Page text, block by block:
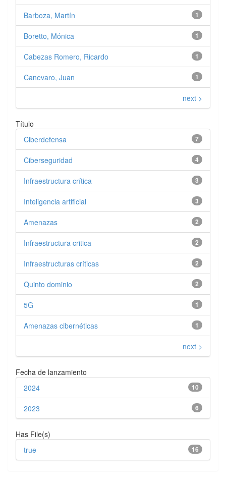
1
Barboza, Martín
1
Boretto, Mónica
1
Cabezas Romero, Ricardo
1
Canevaro, Juan
next >
Título
7
Ciberdefensa
4
Ciberseguridad
3
Infraestructura crítica
3
Inteligencia artificial
2
Amenazas
2
Infraestructura critica
2
Infraestructuras críticas
2
Quinto dominio
1
5G
1
Amenazas cibernéticas
next >
Fecha de lanzamiento
10
2024
6
2023
Has File(s)
16
true